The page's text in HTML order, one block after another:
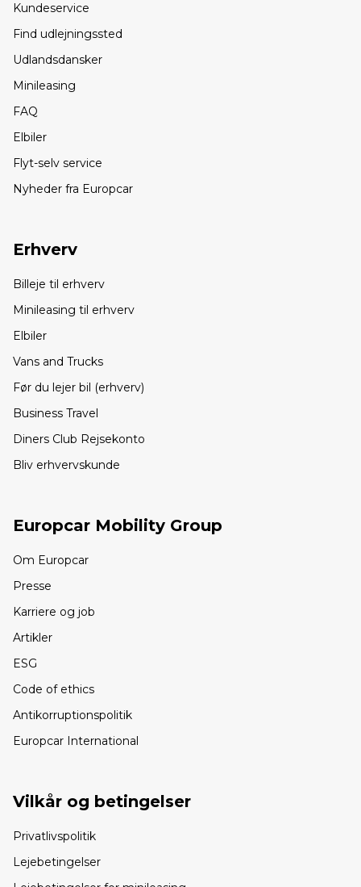
Kundeservice
Find udlejningssted
Udlandsdansker
Minileasing
FAQ
Elbiler
Flyt-selv service
Nyheder fra Europcar
Erhverv
Billeje til erhverv
Minileasing til erhverv
Elbiler
Vans and Trucks
Før du lejer bil (erhverv)
Business Travel
Diners Club Rejsekonto
Bliv erhvervskunde
Europcar Mobility Group
Om Europcar
Presse
Karriere og job
Artikler
ESG
Code of ethics
Antikorruptionspolitik
Europcar International
Vilkår og betingelser
Privatlivspolitik
Lejebetingelser